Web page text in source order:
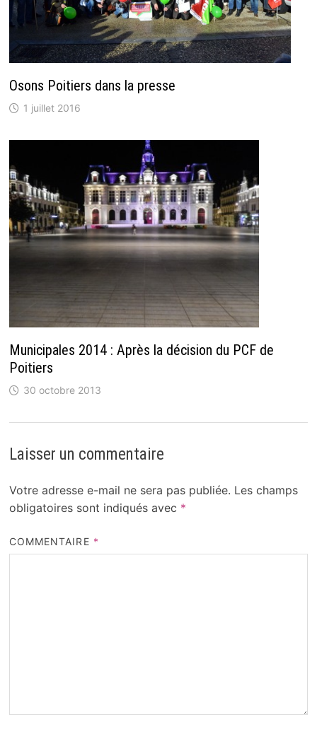
Osons Poitiers dans la presse
1 juillet 2016
Municipales 2014 : Après la décision du PCF de
Poitiers
30 octobre 2013
Laisser un commentaire
Votre adresse e-mail ne sera pas publiée. Les champs
obligatoires sont indiqués avec *
COMMENTAIRE *